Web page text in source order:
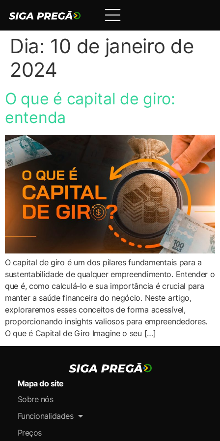
Dia: 10 de janeiro de
2024
O que é capital de giro:
entenda
O capital de giro é um dos pilares fundamentais para a
sustentabilidade de qualquer empreendimento. Entender o
que é, como calculá-lo e sua importância é crucial para
manter a saúde financeira do negócio. Neste artigo,
exploraremos esses conceitos de forma acessível,
proporcionando insights valiosos para empreendedores.
O que é Capital de Giro Imagine o seu […]
Mapa do site
Sobre nós
Funcionalidades
Preços